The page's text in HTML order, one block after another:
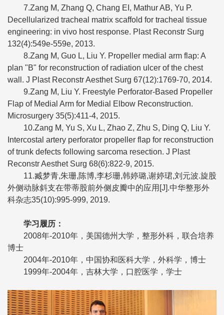
7.Zang M, Zhang Q, Chang EI, Mathur AB, Yu P.
Decellularized tracheal matrix scaffold for tracheal tissue
engineering: in vivo host response. Plast Reconstr Surg
132(4):549e-559e, 2013.
8.Zang M, Guo L, Liu Y. Propeller medial arm flap: A
plan "B" for reconstruction of radiation ulcer of the chest
wall. J Plast Reconstr Aesthet Surg 67(12):1769-70, 2014.
9.Zang M, Liu Y. Freestyle Perforator-Based Propeller
Flap of Medial Arm for Medial Elbow Reconstruction.
Microsurgery 35(5):411-4, 2015.
10.Zang M, Yu S, Xu L, Zhao Z, Zhu S, Ding Q, Liu Y.
Intercostal artery perforator propeller flap for reconstruction
of trunk defects following sarcoma resection. J Plast
Reconstr Aesthet Surg 68(6):822-9, 2015.
11.臧梦青,朱珊,陈博,李杉珊,韩婷璐,谢婷珺,刘元波.旋股
外侧动脉斜支在带蒂股前外侧皮瓣中的应用[J].中华整形外
科杂志35(10):995-999, 2019.
学习履历 ：
2008年-2010年，美国德州大学，整形外科，联合培养
博士
2004年-2010年，中国协和医科大学，外科学，博士
1999年-2004年，吉林大学，口腔医学，学士